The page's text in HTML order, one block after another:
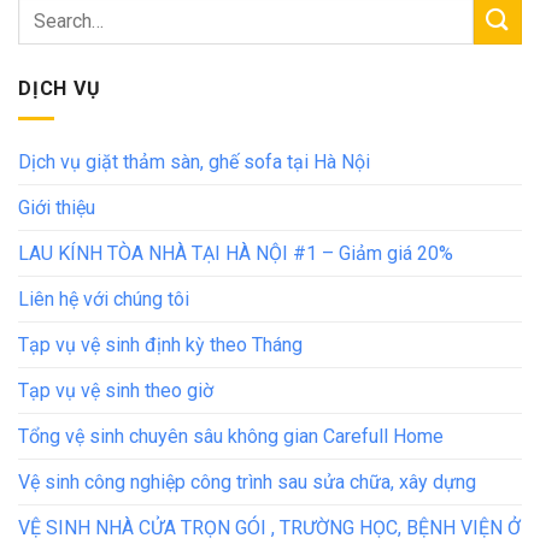
DỊCH VỤ
Dịch vụ giặt thảm sàn, ghế sofa tại Hà Nội
Giới thiệu
LAU KÍNH TÒA NHÀ TẠI HÀ NỘI #1 – Giảm giá 20%
Liên hệ với chúng tôi
Tạp vụ vệ sinh định kỳ theo Tháng
Tạp vụ vệ sinh theo giờ
Tổng vệ sinh chuyên sâu không gian Carefull Home
Vệ sinh công nghiệp công trình sau sửa chữa, xây dựng
VỆ SINH NHÀ CỬA TRỌN GÓI , TRƯỜNG HỌC, BỆNH VIỆN Ở